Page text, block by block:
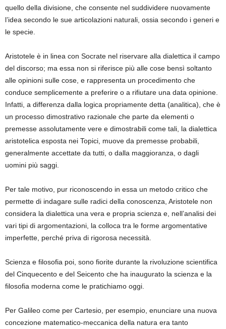
quello della divisione, che consente nel suddividere nuovamente
l’idea secondo le sue articolazioni naturali, ossia secondo i generi e
le specie.
Aristotele è in linea con Socrate nel riservare alla dialettica il campo
del discorso; ma essa non si riferisce più alle cose bensì soltanto
alle opinioni sulle cose, e rappresenta un procedimento che
conduce semplicemente a preferire o a rifiutare una data opinione.
Infatti, a differenza dalla logica propriamente detta (analitica), che è
un processo dimostrativo razionale che parte da elementi o
premesse assolutamente vere e dimostrabili come tali, la dialettica
aristotelica esposta nei Topici, muove da premesse probabili,
generalmente accettate da tutti, o dalla maggioranza, o dagli
uomini più saggi.
Per tale motivo, pur riconoscendo in essa un metodo critico che
permette di indagare sulle radici della conoscenza, Aristotele non
considera la dialettica una vera e propria scienza e, nell’analisi dei
vari tipi di argomentazioni, la colloca tra le forme argomentative
imperfette, perché priva di rigorosa necessità.
Scienza e filosofia poi, sono fiorite durante la rivoluzione scientifica
del Cinquecento e del Seicento che ha inaugurato la scienza e la
filosofia moderna come le pratichiamo oggi.
Per Galileo come per Cartesio, per esempio, enunciare una nuova
concezione matematico-meccanica della natura era tanto